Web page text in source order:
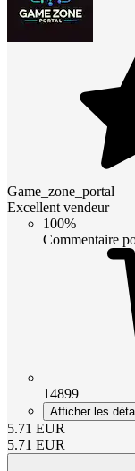
Game_zone_portal
Excellent vendeur
100%
Commentaire
14899
Afficher les
5.71 EUR
5.71 EUR